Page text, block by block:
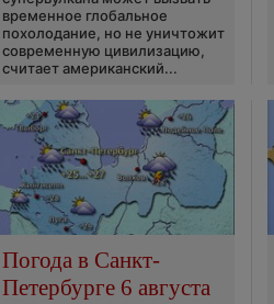
временное глобальное
похолодание, но не уничтожит
современную цивилизацию,
считает американский...
Погода в Санкт-
Петербурге 6 августа